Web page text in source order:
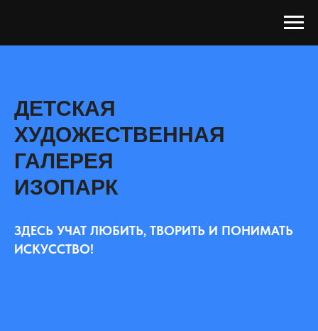
ДЕТСКАЯ
ХУДОЖЕСТВЕННАЯ
ГАЛЕРЕЯ
ИЗОПАРК
ЗДЕСЬ УЧАТ ЛЮБИТЬ, ТВОРИТЬ И ПОНИМАТЬ
ИСКУССТВО!